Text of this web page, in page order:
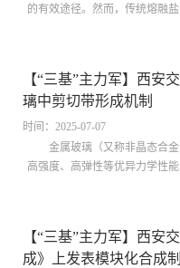
的有效途径。然而，传统熔融
烧和锂离子浓度梯度补充，修
想水平。因此，优化废旧正极
效果，对于实现锂电池回收利用
【“三基”主力军】西安
璃中剪切带形成机制
时间：2025-07-07
金属玻璃（又称非晶态合
高强度、高弹性等优异力学性
尺度下发生，传统实验手段难
子动力学模拟受限于计算成本
【“三基”主力军】西安
成》上发表模块化合成